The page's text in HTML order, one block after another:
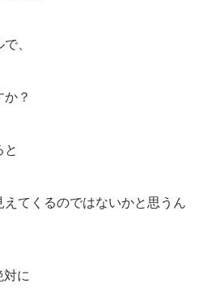
、
？
てくるのではないかと思うん
に